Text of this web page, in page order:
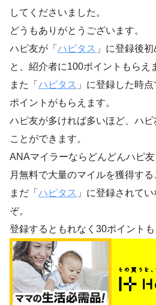
してくださいました。
どうもありがとうございます。
ハピ友が「 ハピタス 」に登録後
と、紹介者に100ポイントもらえ
また「 ハピタス 」に登録した時
ポイントがもらえます。
ハピ友が多ければ多いほど、ハ
ことができます。
ANAマイラーならどんどんハピ
月無料で大量のマイルを獲得する
まだ「 ハピタス 」に登録されて
ぞ。
登録するともれなく30ポイントも